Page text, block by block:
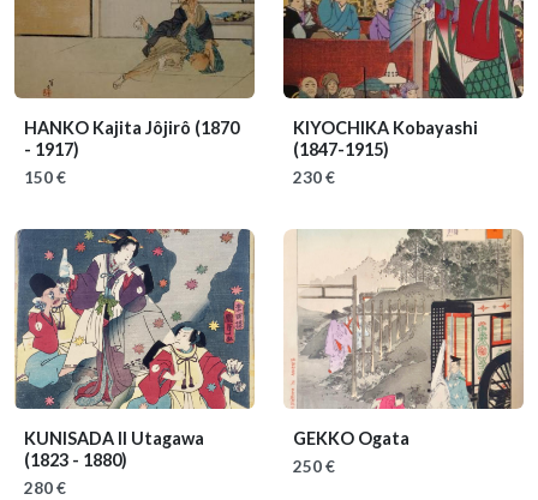
HANKO Kajita Jôjirô (1870
- 1917)
150 €
KIYOCHIKA Kobayashi
(1847-1915)
230 €
KUNISADA II Utagawa
(1823 - 1880)
280 €
GEKKO Ogata
250 €